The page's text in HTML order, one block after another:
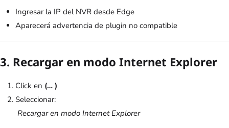
Ingresar la IP del NVR desde Edge
Aparecerá advertencia de plugin no compatible
3. Recargar en modo Internet Explorer
Click en (… )
Seleccionar:
Recargar en modo Internet Explorer